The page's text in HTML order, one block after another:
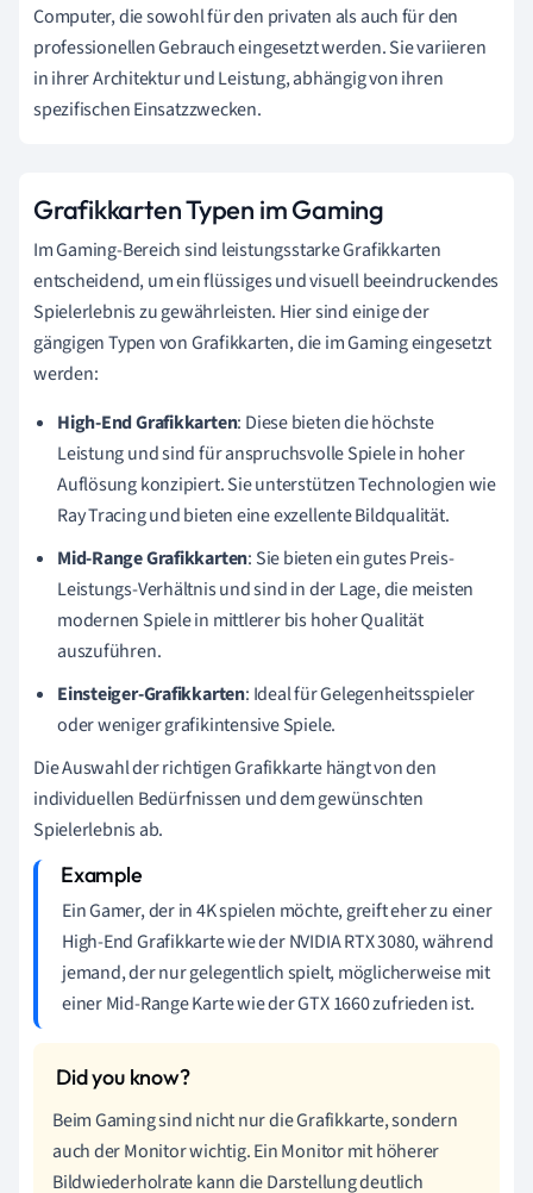
Computer, die sowohl für den privaten als auch für den
professionellen Gebrauch eingesetzt werden. Sie variieren
in ihrer Architektur und Leistung, abhängig von ihren
spezifischen Einsatzzwecken.
Grafikkarten Typen im Gaming
Im Gaming-Bereich sind leistungsstarke Grafikkarten
entscheidend, um ein flüssiges und visuell beeindruckendes
Spielerlebnis zu gewährleisten. Hier sind einige der
gängigen Typen von Grafikkarten, die im Gaming eingesetzt
werden:
High-End Grafikkarten: Diese bieten die höchste
Leistung und sind für anspruchsvolle Spiele in hoher
Auflösung konzipiert. Sie unterstützen Technologien wie
Ray Tracing und bieten eine exzellente Bildqualität.
Mid-Range Grafikkarten: Sie bieten ein gutes Preis-
Leistungs-Verhältnis und sind in der Lage, die meisten
modernen Spiele in mittlerer bis hoher Qualität
auszuführen.
Einsteiger-Grafikkarten: Ideal für Gelegenheitsspieler
oder weniger grafikintensive Spiele.
Die Auswahl der richtigen Grafikkarte hängt von den
individuellen Bedürfnissen und dem gewünschten
Spielerlebnis ab.
Ein Gamer, der in 4K spielen möchte, greift eher zu einer
High-End Grafikkarte wie der NVIDIA RTX 3080, während
jemand, der nur gelegentlich spielt, möglicherweise mit
einer Mid-Range Karte wie der GTX 1660 zufrieden ist.
Beim Gaming sind nicht nur die Grafikkarte, sondern
auch der Monitor wichtig. Ein Monitor mit höherer
Bildwiederholrate kann die Darstellung deutlich